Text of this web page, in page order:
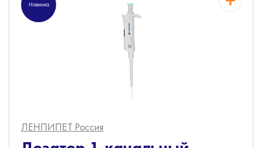
Новинка
ЛЕНПИПЕТ Россия